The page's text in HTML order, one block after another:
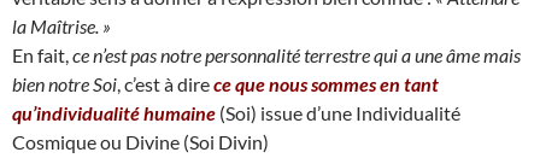
la Maîtrise. »
En fait, ce n’est pas notre personnalité terrestre qui a une âme mais
bien notre Soi , c’est à direce que nous sommes en tant
qu’individualité humaine (Soi) issue d’une Individualité
Cosmique ou Divine (Soi Divin)